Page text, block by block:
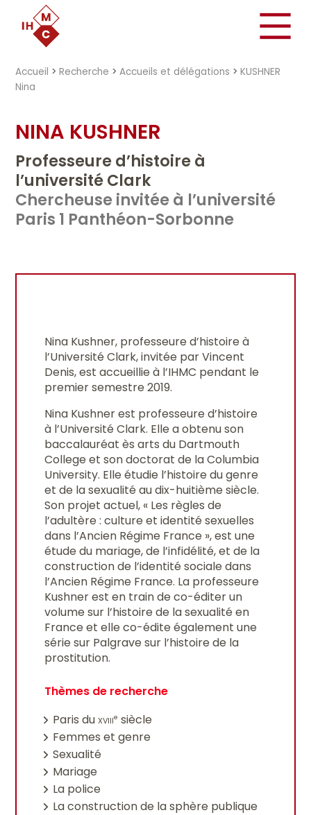
Accueil >Recherche >Accueils et délégations >KUSHNER
Nina
NINA KUSHNER
Professeure d’histoire à
l’université Clark
Chercheuse invitée à l’université
Paris 1 Panthéon-Sorbonne
Nina Kushner, professeure d’histoire à
l’Université Clark, invitée par Vincent
Denis, est accueillie à l’IHMC pendant le
premier semestre 2019.
Nina Kushner est professeure d’histoire
à l’Université Clark. Elle a obtenu son
baccalauréat ès arts du Dartmouth
College et son doctorat de la Columbia
University. Elle étudie l’histoire du genre
et de la sexualité au dix-huitième siècle.
Son projet actuel, « Les règles de
l’adultère : culture et identité sexuelles
dans l’Ancien Régime France », est une
étude du mariage, de l’infidélité, et de la
construction de l’identité sociale dans
l’Ancien Régime France. La professeure
Kushner est en train de co-éditer un
volume sur l’histoire de la sexualité en
France et elle co-édite également une
série sur Palgrave sur l’histoire de la
prostitution.
Thèmes de recherche
Paris duxviiie siècle
Femmes et genre
Sexualité
Mariage
La police
La construction de la sphère publique